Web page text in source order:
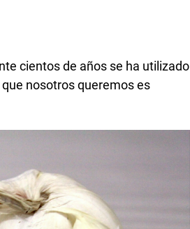
cientos de años se ha utilizado
nosotros queremos es